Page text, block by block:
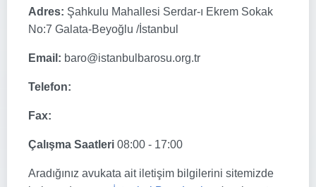
Adres: Şahkulu Mahallesi Serdar-ı Ekrem Sokak
No:7 Galata-Beyoğlu /İstanbul
Email: baro@istanbulbarosu.org.tr
Telefon:
Fax:
Çalışma Saatleri 08:00 - 17:00
Aradığınız avukata ait iletişim bilgilerini sitemizde